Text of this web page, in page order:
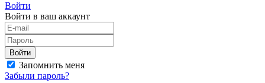
Войти
Войти в ваш аккаунт
Войти
Запомнить меня
Забыли пароль?